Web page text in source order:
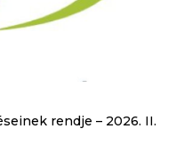
rendje – 2026. II.